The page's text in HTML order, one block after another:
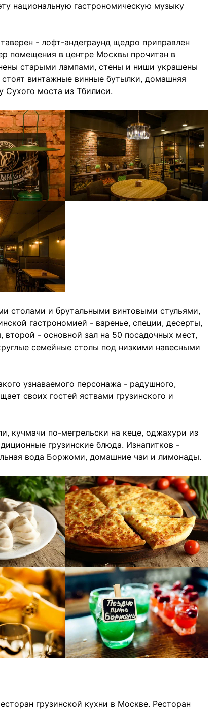
национальную гастрономическую музыку
- лофт-андеграунд щедро приправлен
помещения в центре Москвы прочитан в
старыми лампами, стены и ниши украшены
винтажные винные бутылки, домашняя
Сухого моста из Тбилиси.
столами и брутальными винтовыми стульями,
гастрономией - варенье, специи, десерты,
- основной зал на 50 посадочных мест,
семейные столы под низкими навесными
узнаваемого персонажа - радушного,
своих гостей яствами грузинского и
кучмачи по-мегрельски на кеце, оджахури из
грузинские блюда. Изнапитков -
вода Боржоми, домашние чаи и лимонады.
грузинской кухни в Москве. Ресторан